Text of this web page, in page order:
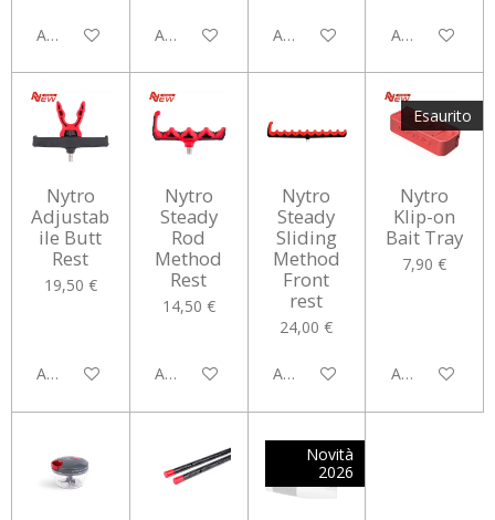
Aggiungi al carrelloAggiungi al carrelloAggiungi al carrelloAggiungi al
Nytro
Adjustab
ile Butt
Rest
19,50 €
Aggiungi al carrello
Nytro
Steady
Rod
Method
Rest
14,50 €
Aggiungi al carrello
Nytro
Steady
Sliding
Method
Front
rest
24,00 €
Aggiungi al carrello
Esaurito
Nytro
Klip-on
Bait Tray
7,90 €
Avvisami
Novità
2026